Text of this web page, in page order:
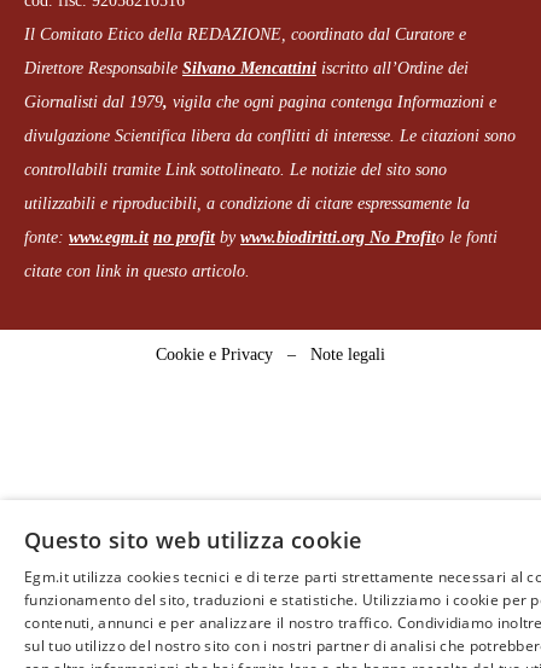
Il Comitato Etico della REDAZIONE, coordinato dal Curatore e
Direttore Responsabile Silvano Mencattini iscritto all’Ordine dei
Giornalisti dal 1979, vigila che ogni pagina contenga Informazioni e
divulgazione Scientifica libera da conflitti di interesse. Le citazioni sono
controllabili tramite Link sottolineato. Le notizie del sito sono
utilizzabili e riproducibili, a condizione di citare espressamente la
fonte: www.egm.it no profitby www.biodiritti.org No Profito le fonti
citate con link in questo articolo.
Cookie e Privacy – Note legali
Questo sito web utilizza cookie
Egm.it utilizza cookies tecnici e di terze parti strettamente necessari al
funzionamento del sito, traduzioni e statistiche. Utilizziamo i cookie per
contenuti, annunci e per analizzare il nostro traffico. Condividiamo
sul tuo utilizzo del nostro sito con i nostri partner di analisi che